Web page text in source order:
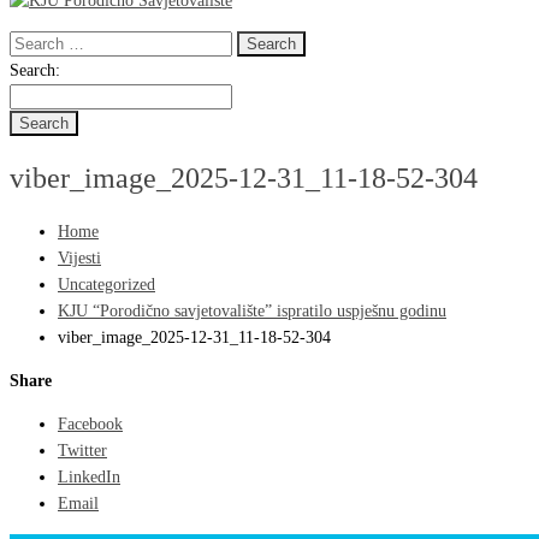
Search
for:
Search
Search:
viber_image_2025-12-31_11-18-52-304
Home
Vijesti
Uncategorized
KJU “Porodično savjetovalište” ispratilo uspješnu godinu
viber_image_2025-12-31_11-18-52-304
Share
Facebook
Twitter
LinkedIn
Email